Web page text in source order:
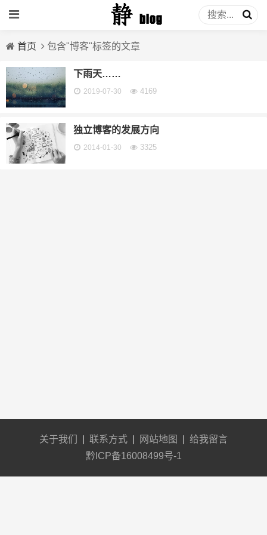
首页 包含"博客"标签的文章
下雨天……
2019-07-30 4169
独立博客的发展方向
2014-01-30 3325
关于我们 联系方式 网站地图
给我留言
黔ICP备16008499号-1